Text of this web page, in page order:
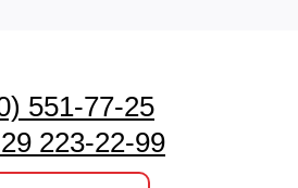
551-77-25
223-22-99